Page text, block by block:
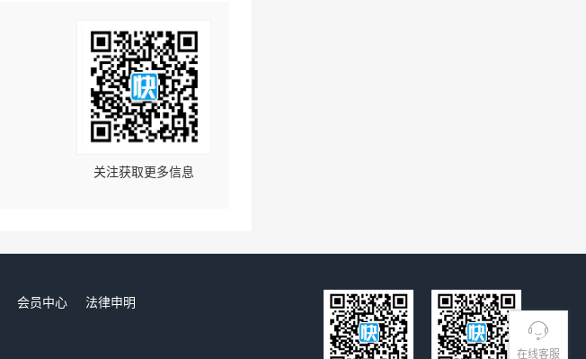
在线客服
关注获取更多信息
会员中心
法律申明